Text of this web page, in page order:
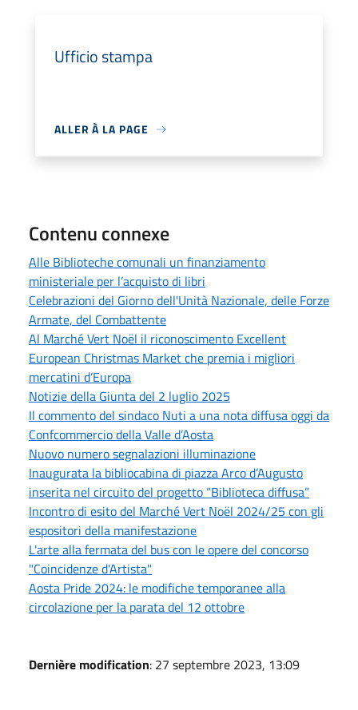
Ufficio stampa
ALLER À LA PAGE
Contenu connexe
Alle Biblioteche comunali un finanziamento
ministeriale per l’acquisto di libri
Celebrazioni del Giorno dell'Unità Nazionale, delle Forze
Armate, del Combattente
Al Marché Vert Noël il riconoscimento Excellent
European Christmas Market che premia i migliori
mercatini d’Europa
Notizie della Giunta del 2 luglio 2025
Il commento del sindaco Nuti a una nota diffusa oggi da
Confcommercio della Valle d’Aosta
Nuovo numero segnalazioni illuminazione
Inaugurata la bibliocabina di piazza Arco d’Augusto
inserita nel circuito del progetto “Biblioteca diffusa”
Incontro di esito del Marché Vert Noël 2024/25 con gli
espositori della manifestazione
L'arte alla fermata del bus con le opere del concorso
"Coincidenze d'Artista"
Aosta Pride 2024: le modifiche temporanee alla
circolazione per la parata del 12 ottobre
Dernière modification: 27 septembre 2023, 13:09